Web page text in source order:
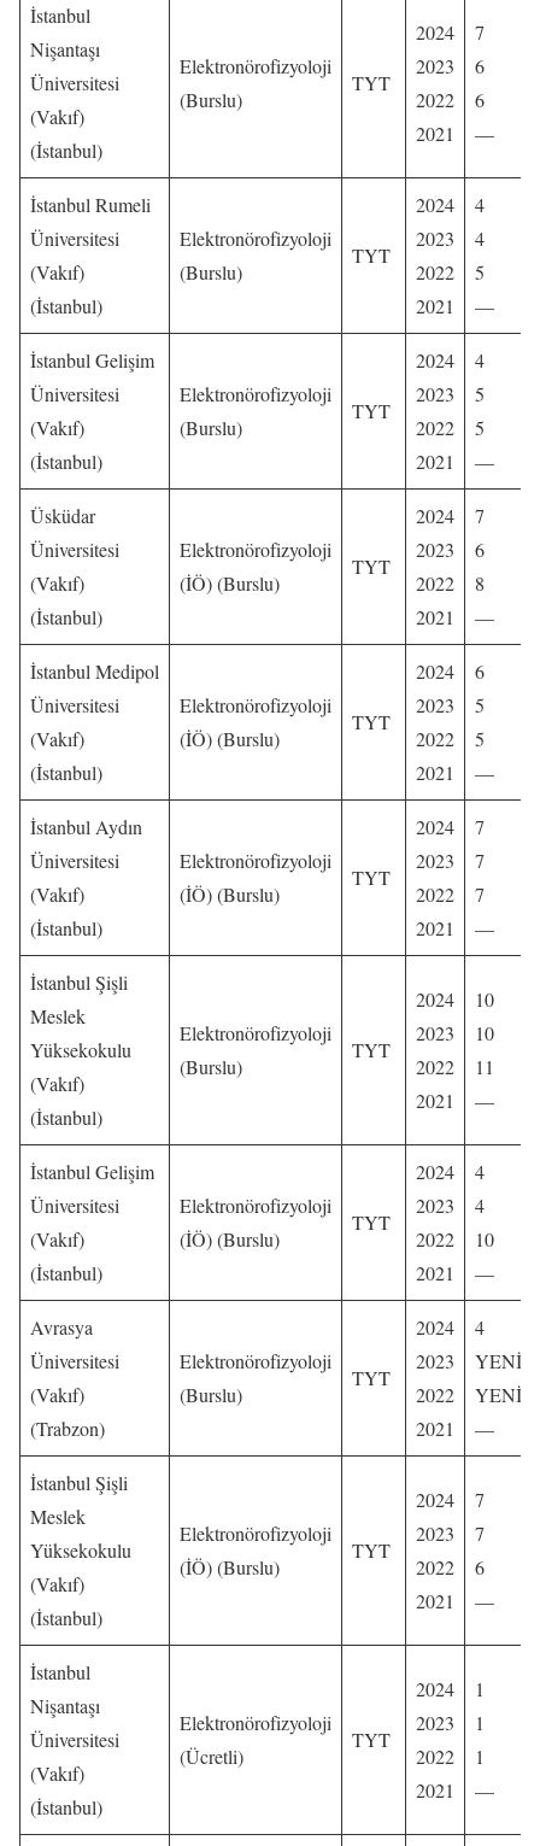
İstanbul
Nişantaşı
Üniversitesi
(Vakıf)
(İstanbul)
Elektronörofizyoloji
(Burslu)
TYT
2024
2023
2022
2021
7
6
6
—
İstanbul Rumeli
Üniversitesi
(Vakıf)
(İstanbul)
Elektronörofizyoloji
(Burslu)
TYT
2024
2023
2022
2021
4
4
5
—
İstanbul Gelişim
Üniversitesi
(Vakıf)
(İstanbul)
Elektronörofizyoloji
(Burslu)
TYT
2024
2023
2022
2021
4
5
5
—
Üsküdar
Üniversitesi
(Vakıf)
(İstanbul)
Elektronörofizyoloji
(İÖ) (Burslu)
TYT
2024
2023
2022
2021
7
6
8
—
İstanbul Medipol
Üniversitesi
(Vakıf)
(İstanbul)
Elektronörofizyoloji
(İÖ) (Burslu)
TYT
2024
2023
2022
2021
6
5
5
—
İstanbul Aydın
Üniversitesi
(Vakıf)
(İstanbul)
Elektronörofizyoloji
(İÖ) (Burslu)
TYT
2024
2023
2022
2021
7
7
7
—
İstanbul Şişli
Meslek
Yüksekokulu
(Vakıf)
(İstanbul)
Elektronörofizyoloji
(Burslu)
TYT
2024
2023
2022
2021
10
10
11
—
İstanbul Gelişim
Üniversitesi
(Vakıf)
(İstanbul)
Elektronörofizyoloji
(İÖ) (Burslu)
TYT
2024
2023
2022
2021
4
4
10
—
Avrasya
Üniversitesi
(Vakıf)
(Trabzon)
Elektronörofizyoloji
(Burslu)
TYT
2024
2023
2022
2021
4
YENİ
YENİ
—
İstanbul Şişli
Meslek
Yüksekokulu
(Vakıf)
(İstanbul)
Elektronörofizyoloji
(İÖ) (Burslu)
TYT
2024
2023
2022
2021
7
7
6
—
İstanbul
Nişantaşı
Üniversitesi
(Vakıf)
(İstanbul)
Elektronörofizyoloji
(Ücretli)
TYT
2024
2023
2022
2021
1
1
1
—